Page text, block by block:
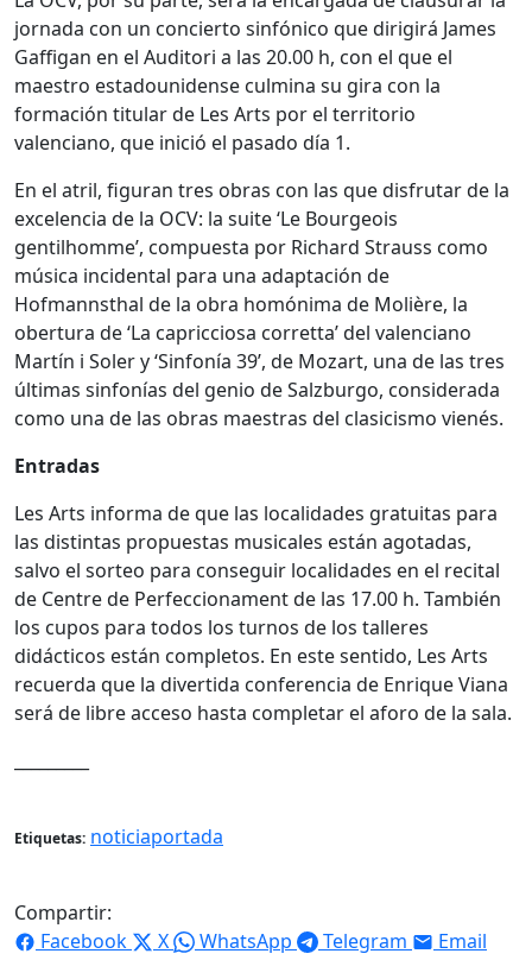
jornada con un concierto sinfónico que dirigirá James
Gaffigan en el Auditori a las 20.00 h, con el que el
maestro estadounidense culmina su gira con la
formación titular de Les Arts por el territorio
valenciano, que inició el pasado día 1.
En el atril, figuran tres obras con las que disfrutar de la
excelencia de la OCV: la suite ‘Le Bourgeois
gentilhomme’, compuesta por Richard Strauss como
música incidental para una adaptación de
Hofmannsthal de la obra homónima de Molière, la
obertura de ‘La capricciosa corretta’ del valenciano
Martín i Soler y ‘Sinfonía 39’, de Mozart, una de las tres
últimas sinfonías del genio de Salzburgo, considerada
como una de las obras maestras del clasicismo vienés.
Entradas
Les Arts informa de que las localidades gratuitas para
las distintas propuestas musicales están agotadas,
salvo el sorteo para conseguir localidades en el recital
de Centre de Perfeccionament de las 17.00 h. También
los cupos para todos los turnos de los talleres
didácticos están completos. En este sentido, Les Arts
recuerda que la divertida conferencia de Enrique Viana
será de libre acceso hasta completar el aforo de la sala.
Etiquetas: noticiaportada
Compartir:
Facebook
X WhatsApp Telegram Email